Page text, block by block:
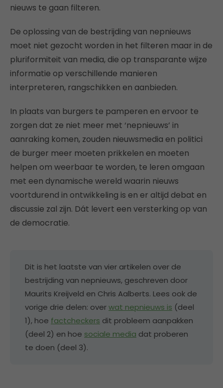
nieuws te gaan filteren.
De oplossing van de bestrijding van nepnieuws
moet niet gezocht worden in het filteren maar in de
pluriformiteit van media, die op transparante wijze
informatie op verschillende manieren
interpreteren, rangschikken en aanbieden.
In plaats van burgers te pamperen en ervoor te
zorgen dat ze niet meer met ‘nepnieuws’ in
aanraking komen, zouden nieuwsmedia en politici
de burger meer moeten prikkelen en moeten
helpen om weerbaar te worden, te leren omgaan
met een dynamische wereld waarin nieuws
voortdurend in ontwikkeling is en er altijd debat en
discussie zal zijn. Dát levert een versterking op van
de democratie.
Dit is het laatste van vier artikelen over de
bestrijding van nepnieuws, geschreven door
Maurits Kreijveld en Chris Aalberts. Lees ook de
vorige drie delen: overwat nepnieuws is (deel
1), hoe factcheckers dit probleem aanpakken
(deel 2) en hoe sociale media dat proberen
te doen (deel 3).